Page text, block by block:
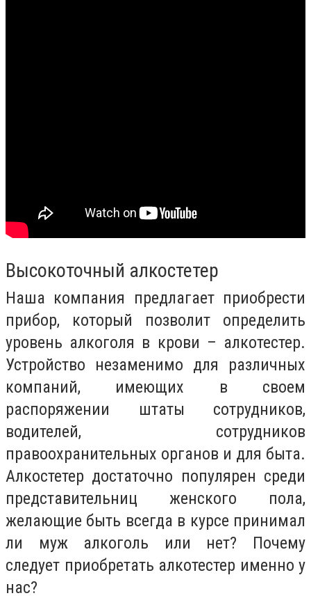
Высокоточный алкостетер
Наша компания предлагает приобрести
прибор, который позволит определить
уровень алкоголя в крови – алкотестер.
Устройство незаменимо для различных
компаний, имеющих в своем
распоряжении штаты сотрудников,
водителей, сотрудников
правоохранительных органов и для быта.
Алкостетер достаточно популярен среди
представительниц женского пола,
желающие быть всегда в курсе принимал
ли муж алкоголь или нет? Почему
следует приобретать алкотестер именно у
нас?